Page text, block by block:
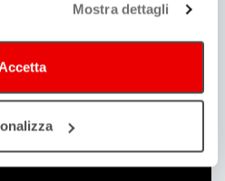
Mostra dettagli
Accetta